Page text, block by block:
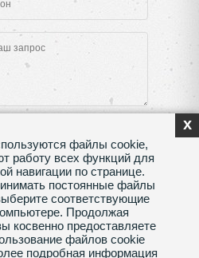
Вы даете согласие
персональных данных
студииSeoMAX
x
файлы cookie,
работу всех функций для
навигации по странице.
постоянные файлы
соответствующие
Продолжая
косвенно предоставляете
файлов cookie
подробная информация